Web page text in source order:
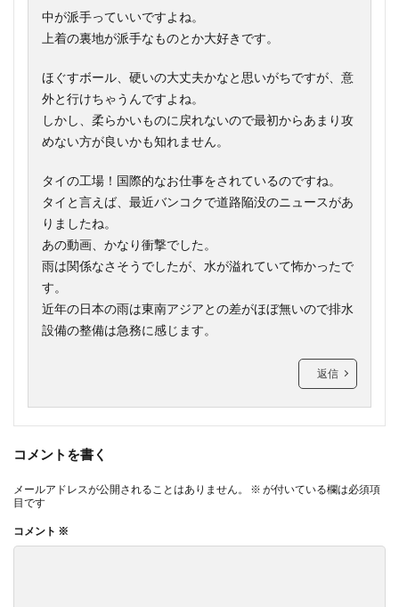
中が派手っていいですよね。
上着の裏地が派手なものとか大好きです。
ほぐすボール、硬いの大丈夫かなと思いがちですが、意
外と行けちゃうんですよね。
しかし、柔らかいものに戻れないので最初からあまり攻
めない方が良いかも知れません。
タイの工場！国際的なお仕事をされているのですね。
タイと言えば、最近バンコクで道路陥没のニュースがあ
りましたね。
あの動画、かなり衝撃でした。
雨は関係なさそうでしたが、水が溢れていて怖かったで
す。
近年の日本の雨は東南アジアとの差がほぼ無いので排水
設備の整備は急務に感じます。
返信
コメントを書く
メールアドレスが公開されることはありません。 ※ が付いている欄は必須項
目です
コメント ※